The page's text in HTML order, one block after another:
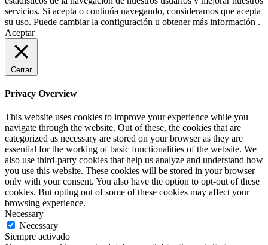
servicios. Si acepta o continúa navegando, consideramos que acepta
su uso. Puede cambiar la configuración u obtener más información .
Aceptar
Cerrar
Privacy Overview
This website uses cookies to improve your experience while you
navigate through the website. Out of these, the cookies that are
categorized as necessary are stored on your browser as they are
essential for the working of basic functionalities of the website. We
also use third-party cookies that help us analyze and understand how
you use this website. These cookies will be stored in your browser
only with your consent. You also have the option to opt-out of these
cookies. But opting out of some of these cookies may affect your
browsing experience.
Necessary
Necessary
Siempre activado